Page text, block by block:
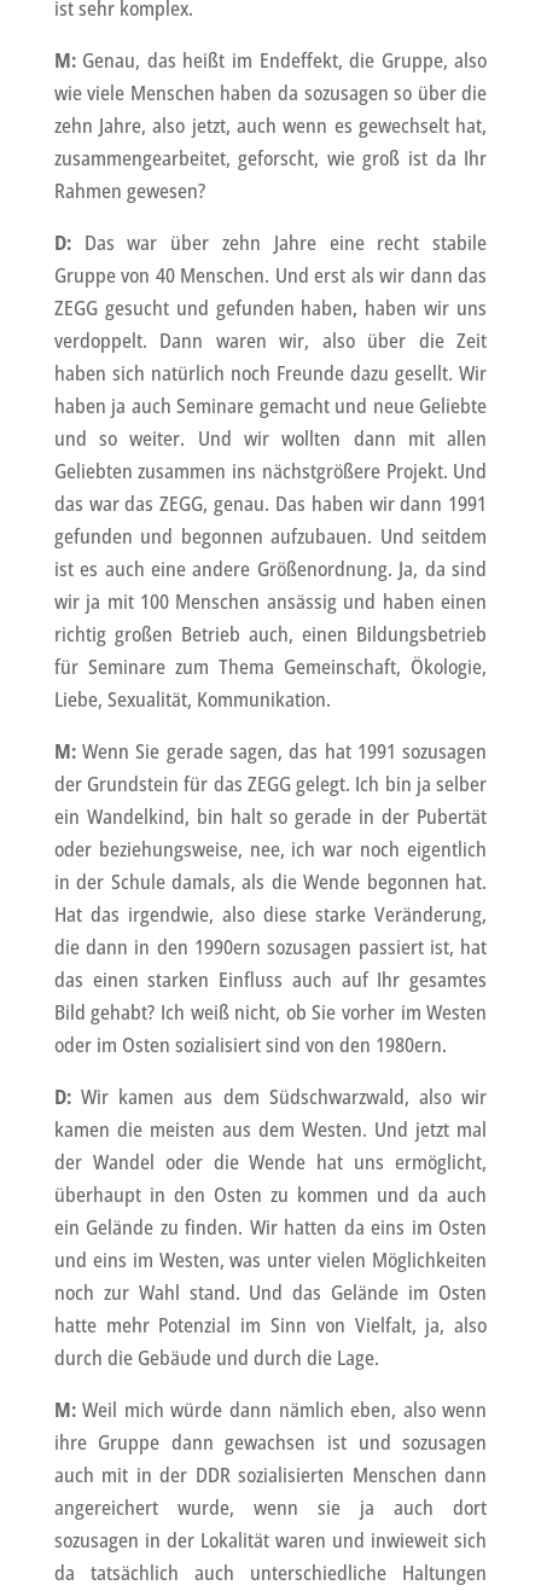
ist sehr komplex.
M:Genau, das heißt im Endeffekt, die Gruppe, also
wie viele Menschen haben da sozusagen so über die
zehn Jahre, also jetzt, auch wenn es gewechselt hat,
zusammengearbeitet, geforscht, wie groß ist da Ihr
Rahmen gewesen?
D:Das war über zehn Jahre eine recht stabile
Gruppe von 40 Menschen. Und erst als wir dann das
ZEGG gesucht und gefunden haben, haben wir uns
verdoppelt. Dann waren wir, also über die Zeit
haben sich natürlich noch Freunde dazu gesellt. Wir
haben ja auch Seminare gemacht und neue Geliebte
und so weiter. Und wir wollten dann mit allen
Geliebten zusammen ins nächstgrößere Projekt. Und
das war das ZEGG, genau. Das haben wir dann 1991
gefunden und begonnen aufzubauen. Und seitdem
ist es auch eine andere Größenordnung. Ja, da sind
wir ja mit 100 Menschen ansässig und haben einen
richtig großen Betrieb auch, einen Bildungsbetrieb
für Seminare zum Thema Gemeinschaft, Ökologie,
Liebe, Sexualität, Kommunikation.
M:Wenn Sie gerade sagen, das hat 1991 sozusagen
der Grundstein für das ZEGG gelegt. Ich bin ja selber
ein Wandelkind, bin halt so gerade in der Pubertät
oder beziehungsweise, nee, ich war noch eigentlich
in der Schule damals, als die Wende begonnen hat.
Hat das irgendwie, also diese starke Veränderung,
die dann in den 1990ern sozusagen passiert ist, hat
das einen starken Einfluss auch auf Ihr gesamtes
Bild gehabt? Ich weiß nicht, ob Sie vorher im Westen
oder im Osten sozialisiert sind von den 1980ern.
D:Wir kamen aus dem Südschwarzwald, also wir
kamen die meisten aus dem Westen. Und jetzt mal
der Wandel oder die Wende hat uns ermöglicht,
überhaupt in den Osten zu kommen und da auch
ein Gelände zu finden. Wir hatten da eins im Osten
und eins im Westen, was unter vielen Möglichkeiten
noch zur Wahl stand. Und das Gelände im Osten
hatte mehr Potenzial im Sinn von Vielfalt, ja, also
durch die Gebäude und durch die Lage.
M:Weil mich würde dann nämlich eben, also wenn
ihre Gruppe dann gewachsen ist und sozusagen
auch mit in der DDR sozialisierten Menschen dann
angereichert wurde, wenn sie ja auch dort
sozusagen in der Lokalität waren und inwieweit sich
da tatsächlich auch unterschiedliche Haltungen